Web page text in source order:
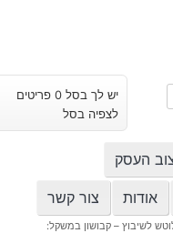
יש לך בסל 0 פריטים
לצפיה בסל
העסק
אודות צור קשר
לשיבוץ – קבושון במשקל: